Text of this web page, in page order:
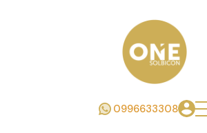
0996633308